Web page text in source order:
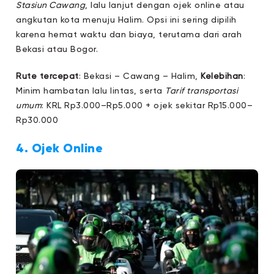
Stasiun Cawang, lalu lanjut dengan ojek online atau
angkutan kota menuju Halim. Opsi ini sering dipilih
karena hemat waktu dan biaya, terutama dari arah
Bekasi atau Bogor.
Rute tercepat: Bekasi – Cawang – Halim, Kelebihan:
Minim hambatan lalu lintas, serta Tarif transportasi
umum: KRL Rp3.000–Rp5.000 + ojek sekitar Rp15.000–
Rp30.000
4. Ojek Online